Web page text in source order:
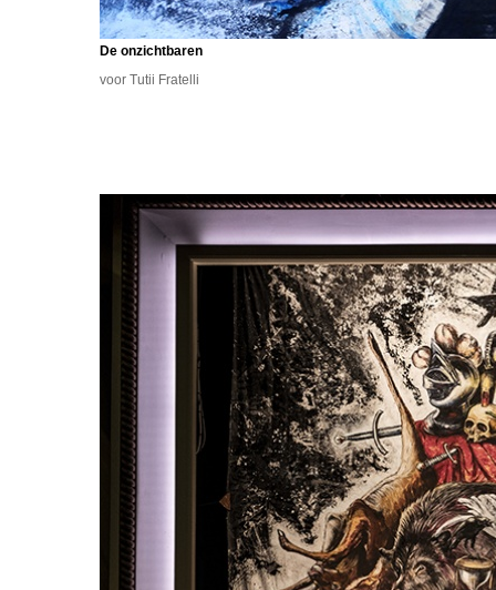
De onzichtbaren
voor Tutii Fratelli